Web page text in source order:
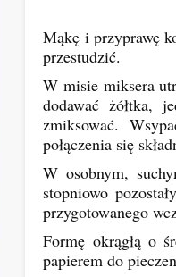
Mąkę i przyprawę
przestudzić.
W misie miksera
dodawać żółtka,
zmiksować.
połączenia się
W osobnym,
stopniowo
przygotowanego
Formę okrągłą o
papierem do